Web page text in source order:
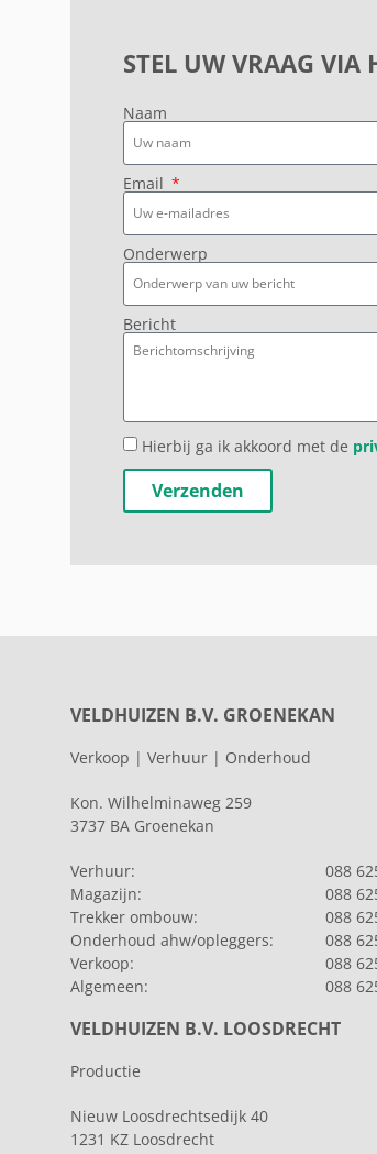
STEL UW VRAAG VIA
Naam
Email
Onderwerp
Bericht
Hierbij ga ik akkoord met de
Verzenden
VELDHUIZEN B.V. GROENEKAN
Verkoop | Verhuur | Onderhoud
Kon. Wilhelminaweg 259
3737 BA Groenekan
Verhuur:
088
Magazijn:
088
Trekker ombouw:
088
Onderhoud ahw/opleggers:
088
Verkoop:
088
Algemeen:
088
VELDHUIZEN B.V. LOOSDRECHT
Productie
Nieuw Loosdrechtsedijk 40
1231 KZ Loosdrecht